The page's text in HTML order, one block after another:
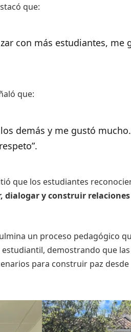
que:
con más estudiantes, me
que:
demás y me gustó mucho.
que los estudiantes
dialogar y construir
un proceso pedagógico
demostrando que las
para construir paz desde